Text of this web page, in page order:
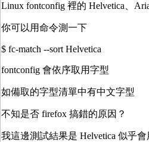
Linux fontconfig 裡的 Helvetica、
你可以用命令測一下
$ fc-match --sort Helvetica
fontconfig 會依序取用字型
如備取的字型清單中有中文字型
不知是否 firefox 搞錯的原因？
我這邊測試結果是 Helvetica 似乎會